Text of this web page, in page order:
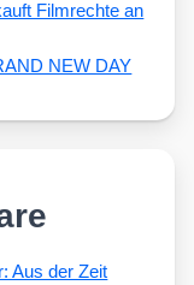
Filmrechte an
NEW DAY
Aus der Zeit